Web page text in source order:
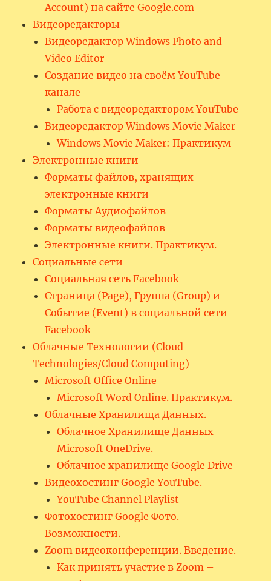
Account) на сайте Google.com
Видеоредакторы
Видеоредактор Windows Photo and
Video Editor
Создание видео на своём YouTube
канале
Работа с видеоредактором YouTube
Видеоредактор Windows Movie Maker
Windows Movie Maker: Практикум
Электронные книги
Форматы файлов, хранящих
электронные книги
Форматы Аудиофайлов
Форматы видеофайлов
Электронные книги. Практикум.
Социальные сети
Социальная сеть Facebook
Страница (Page), Группа (Group) и
Событие (Event) в социальной сети
Facebook
Облачные Технологии (Cloud
Technologies/Cloud Computing)
Microsoft Office Online
Microsoft Word Online. Практикум.
Облачные Хранилища Данных.
Облачное Хранилище Данных
Microsoft OneDrive.
Облачное хранилище Google Drive
Видеохостинг Google YouTube.
YouTube Channel Playlist
Фотохостинг Google Фото.
Возможности.
Zoom видеоконференции. Введение.
Как принять участие в Zoom –